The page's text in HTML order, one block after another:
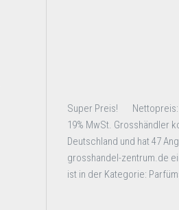
Super Preis! Nettopreis:
19% MwSt. Grosshändler
Deutschland und hat 47
grosshandel-zentrum.de
ist in der Kategorie: